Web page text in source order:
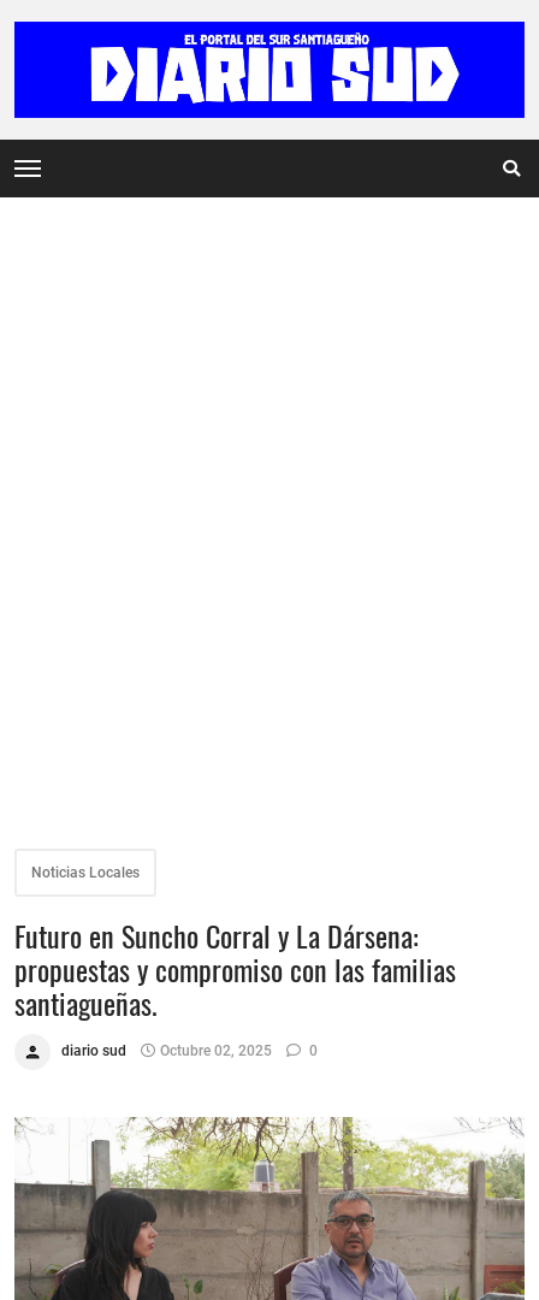
Noticias Locales
Futuro en Suncho Corral y La Dársena:
propuestas y compromiso con las familias
santiagueñas.
diario sud Octubre 02, 2025 0